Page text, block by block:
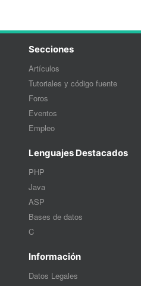
Secciones
Artículos
Tutoriales y código fuente
Foros
Eventos
Empleo
Lenguajes Destacados
PHP
Java
ASP
Bases de datos
C
Información
Datos Legales